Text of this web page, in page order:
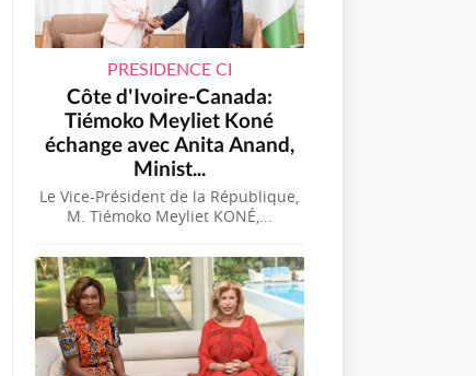
PRESIDENCE CI
Côte d'Ivoire-Canada:
Tiémoko Meyliet Koné
échange avec Anita Anand,
Minist...
Le Vice-Président de la République,
M. Tiémoko Meyliet KONÉ,...